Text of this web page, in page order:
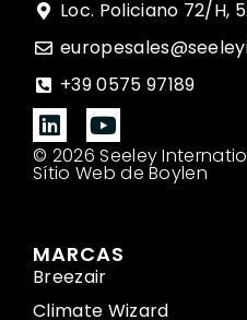
Loc. Policiano 72/H,
+39 0575 97189
© 2026 Seeley
Sítio Web de Boylen
MARCAS
Breezair
Climate Wizard